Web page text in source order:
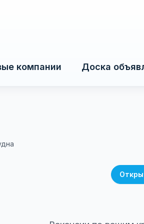
компании Доска